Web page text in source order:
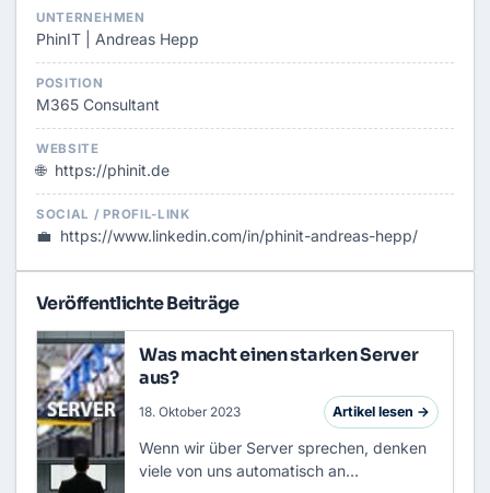
UNTERNEHMEN
PhinIT | Andreas Hepp
POSITION
M365 Consultant
WEBSITE
🌐 https://phinit.de
SOCIAL / PROFIL-LINK
💼 https://www.linkedin.com/in/phinit-andreas-hepp/
Veröffentlichte Beiträge
Was macht einen starken Server
aus?
Wenn wir über Server sprechen, denken
viele von uns automatisch an
18. Oktober 2023 Artikel lesen →